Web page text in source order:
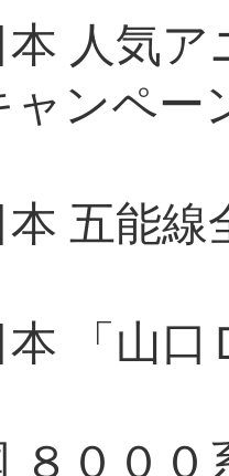
人気
ャンペー
五能
「山
８００